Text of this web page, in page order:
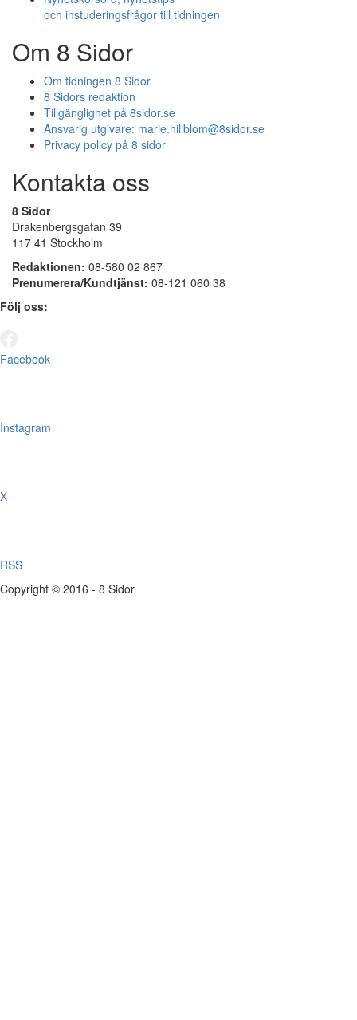
och instuderingsfrågor till tidningen
Om 8 Sidor
Om tidningen 8 Sidor
8 Sidors redaktion
Tillgänglighet på 8sidor.se
Ansvarig utgivare: marie.hillblom@8sidor.se
Privacy policy på 8 sidor
Kontakta oss
8 Sidor
Drakenbergsgatan 39
117 41 Stockholm
Redaktionen: 08-580 02 867
Prenumerera/Kundtjänst: 08-121 060 38
Följ oss:
Facebook
Instagram
X
RSS
Copyright © 2016 - 8 Sidor